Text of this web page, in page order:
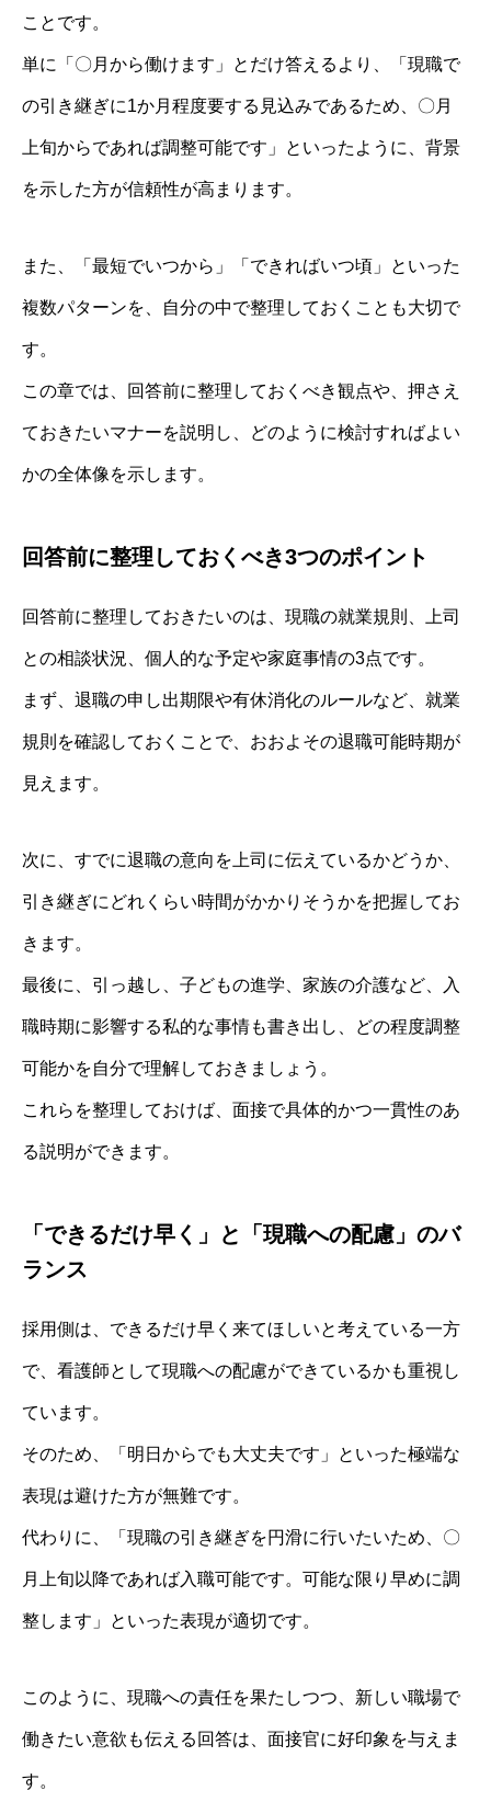
ことです。
単に「〇月から働けます」とだけ答えるより、「現職で
の引き継ぎに1か月程度要する見込みであるため、〇月
上旬からであれば調整可能です」といったように、背景
を示した方が信頼性が高まります。
また、「最短でいつから」「できればいつ頃」といった
複数パターンを、自分の中で整理しておくことも大切で
す。
この章では、回答前に整理しておくべき観点や、押さえ
ておきたいマナーを説明し、どのように検討すればよい
かの全体像を示します。
回答前に整理しておくべき3つのポイント
回答前に整理しておきたいのは、現職の就業規則、上司
との相談状況、個人的な予定や家庭事情の3点です。
まず、退職の申し出期限や有休消化のルールなど、就業
規則を確認しておくことで、おおよその退職可能時期が
見えます。
次に、すでに退職の意向を上司に伝えているかどうか、
引き継ぎにどれくらい時間がかかりそうかを把握してお
きます。
最後に、引っ越し、子どもの進学、家族の介護など、入
職時期に影響する私的な事情も書き出し、どの程度調整
可能かを自分で理解しておきましょう。
これらを整理しておけば、面接で具体的かつ一貫性のあ
る説明ができます。
「できるだけ早く」と「現職への配慮」のバ
ランス
採用側は、できるだけ早く来てほしいと考えている一方
で、看護師として現職への配慮ができているかも重視し
ています。
そのため、「明日からでも大丈夫です」といった極端な
表現は避けた方が無難です。
代わりに、「現職の引き継ぎを円滑に行いたいため、〇
月上旬以降であれば入職可能です。可能な限り早めに調
整します」といった表現が適切です。
このように、現職への責任を果たしつつ、新しい職場で
働きたい意欲も伝える回答は、面接官に好印象を与えま
す。